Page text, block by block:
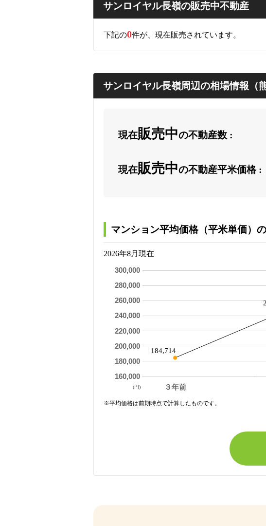
サンロイヤル長嶺の販売中不動産
下記の0件が、現在販売されています。
サンロイヤル長嶺周辺の相場情報（
現在販売中の不動産数 :
現在販売中の不動産平米価格 :
マンション平均価格（平米単価）
2026年8月現在
３年前
160,000
180,000
200,000
220,000
240,000
260,000
280,000
300,000
184,714
(円)
※平均価格は前期時点で計算したものです。